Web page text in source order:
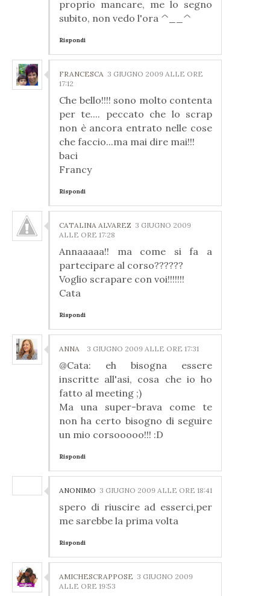
proprio mancare, me lo segno
subito, non vedo l'ora ^__^
Rispondi
FRANCESCA 3 GIUGNO 2009 ALLE ORE
17:12
Che bello!!!! sono molto contenta
per te.... peccato che lo scrap
non è ancora entrato nelle cose
che faccio...ma mai dire mai!!!
baci
Francy
Rispondi
CATALINA ALVAREZ 3 GIUGNO 2009
ALLE ORE 17:28
Annaaaaa!! ma come si fa a
partecipare al corso??????
Voglio scrapare con voi!!!!!!!
Cata
Rispondi
ANNA 3 GIUGNO 2009 ALLE ORE 17:31
@Cata: eh bisogna essere
inscritte all'asi, cosa che io ho
fatto al meeting ;)
Ma una super-brava come te
non ha certo bisogno di seguire
un mio corsooooo!!! :D
Rispondi
ANONIMO 3 GIUGNO 2009 ALLE ORE 18:41
spero di riuscire ad esserci,per
me sarebbe la prima volta
Rispondi
AMICHESCRAPPOSE 3 GIUGNO 2009
ALLE ORE 19:53